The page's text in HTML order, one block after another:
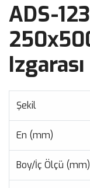
ADS-
Izgarası
Şekil
En (mm)
Boy/İç Ölçü (mm)